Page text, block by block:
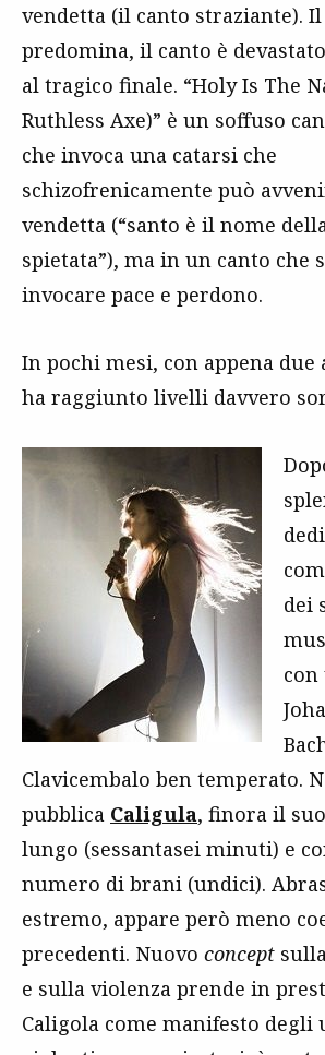
vendetta (il canto straziante).
predomina, il canto è
al tragico finale. “Holy Is The
Ruthless Axe)” è un soffuso
che invoca una catarsi che
schizofrenicamente può
vendetta (“santo è il nome
spietata”), ma in un canto che
invocare pace e perdono.
In pochi mesi, con appena
ha raggiunto livelli davvero
dei
con
Clavicembalo ben temperato.
pubblica Caligula, finora il
lungo (sessantasei minuti) e
numero di brani (undici).
estremo, appare però meno
precedenti. Nuovo concept
e sulla violenza prende in
Caligola come manifesto degli